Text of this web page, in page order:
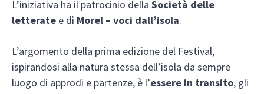
L’iniziativa ha il patrocinio della Società delle
letterate e di Morel – voci dall’isola.
L’argomento della prima edizione del Festival,
ispirandosi alla natura stessa dell’isola da sempre
luogo di approdi e partenze, è l’essere in transito, gli